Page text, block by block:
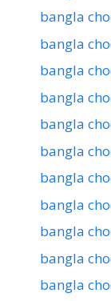
bangla
bangla
bangla
bangla
bangla
bangla
bangla
bangla
bangla
bangla
bangla